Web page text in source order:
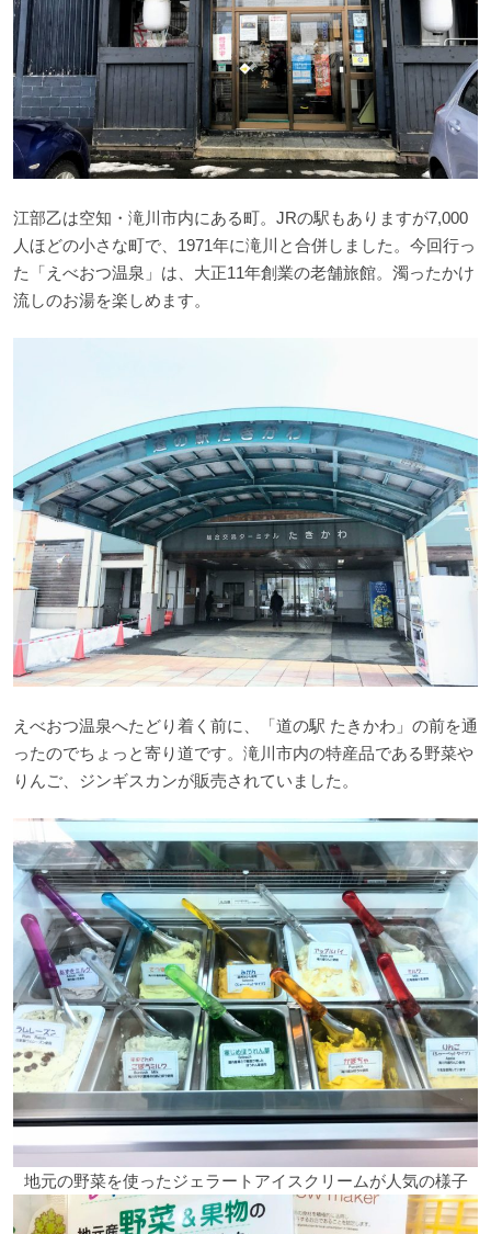
ご意見・お問い合わせ 利用規約
個人情報保護方針
江部乙は空知・滝川市内にある町。JRの駅もありますが7,000
人ほどの小さな町で、1971年に滝川と合併しました。今回行っ
た「えべおつ温泉」は、大正11年創業の老舗旅館。濁ったかけ
流しのお湯を楽しめます。
えべおつ温泉へたどり着く前に、「道の駅 たきかわ」の前を通
ったのでちょっと寄り道です。滝川市内の特産品である野菜や
りんご、ジンギスカンが販売されていました。
地元の野菜を使ったジェラートアイスクリームが人気の様子